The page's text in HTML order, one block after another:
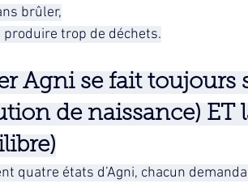
brûler,
trop de déchets.
Agni se fait toujours
de naissance) ET
quatre états d’Agni, chacun